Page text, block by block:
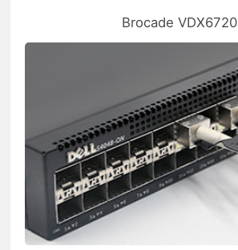
Brocade VDX6720